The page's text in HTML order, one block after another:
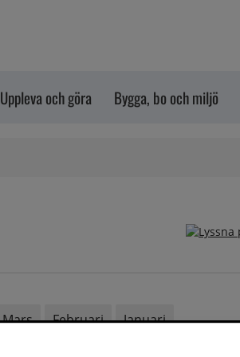
Uppleva och göra Bygga, bo och miljö
Mars Februari Januari